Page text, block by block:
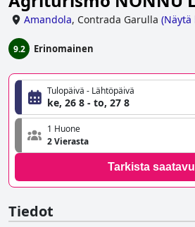
Amandola, Contrada Garulla (Näytä
9.2 Erinomainen
Tulopäivä - Lähtöpäivä
ke, 26 8 - to, 27 8
1 Huone
2 Vierasta
Tarkista
Tiedot